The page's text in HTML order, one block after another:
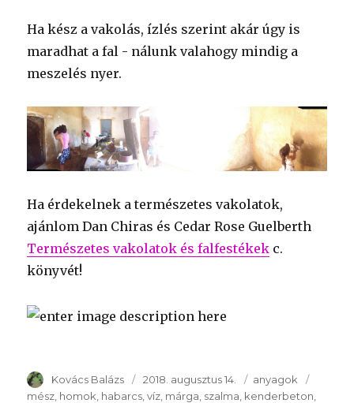
Ha kész a vakolás, ízlés szerint akár úgy is
maradhat a fal - nálunk valahogy mindig a
meszelés nyer.
Ha érdekelnek a természetes vakolatok,
ajánlom Dan Chiras és Cedar Rose Guelberth
Természetes vakolatok és falfestékek c.
könyvét!
Szerző
Kovács Balázs Publikálva
2018. augusztus 14. Témakör
anyagok
mész homok habarcs víz márga szalma kenderbeton